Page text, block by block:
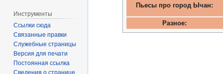
Пьесы про город Ычан:
Разное:
Инструменты
Ссылки сюда
Связанные правки
Служебные страницы
Версия для печати
Постоянная ссылка